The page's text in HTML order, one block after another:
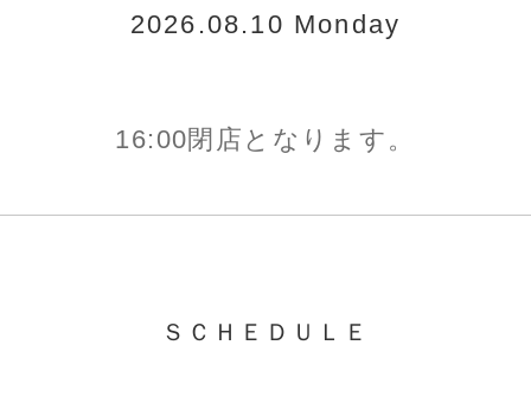
2026.08.10 Monday
16:00閉店となります。
ＳＣＨＥＤＵＬＥ